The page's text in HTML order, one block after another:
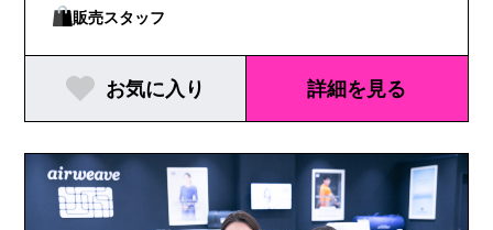
販売スタッフ
お気に入り 詳細を見る